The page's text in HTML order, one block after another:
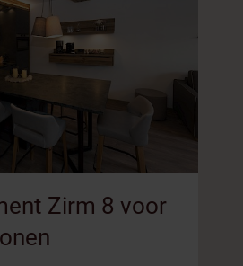
Zirm 8 voor